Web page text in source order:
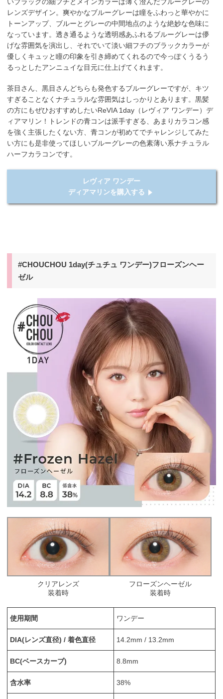
レンズデザイン。爽やかなブルーグレーは瞳をふわっと華やかに
トーンアップ、ブルーとグレーの中間地点のような絶妙な色味に
なっています。透き通るような透明感あふれるブルーグレーは儚
げな雰囲気を演出し、それでいて淡い細フチのブラックカラーが
優しくキュッと瞳の印象を引き締めてくれるので今っぽくうるう
るっとしたアンニュイな目元に仕上げてくれます。
茶目さん、黒目さんどちらも発色するブルーグレーですが、キツ
すぎることなくナチュラルな雰囲気はしっかりとあります。黒髪
の方にもぜひおすすめしたいReVIA 1day（レヴィア ワンデー）デ
ィアマリン！トレンドの青コンは派手すぎる、あまりカラコン感
を強く主張したくない方、青コンが初めてでチャレンジしてみた
い方にも是非使ってほしいブルーグレーの色素薄い系ナチュラル
ハーフカラコンです。
レヴィア ワンデー
ディアマリンを購入する
#CHOUCHOU 1day(チュチュ ワンデー)フローズンヘー
ゼル
クリアレンズ
装着時
フローズンヘーゼル
装着時
使用期間 ワンデー
DIA(レンズ直径) / 着色直径 14.2mm / 13.2mm
BC(ベースカーブ) 8.8mm
含水率 38%